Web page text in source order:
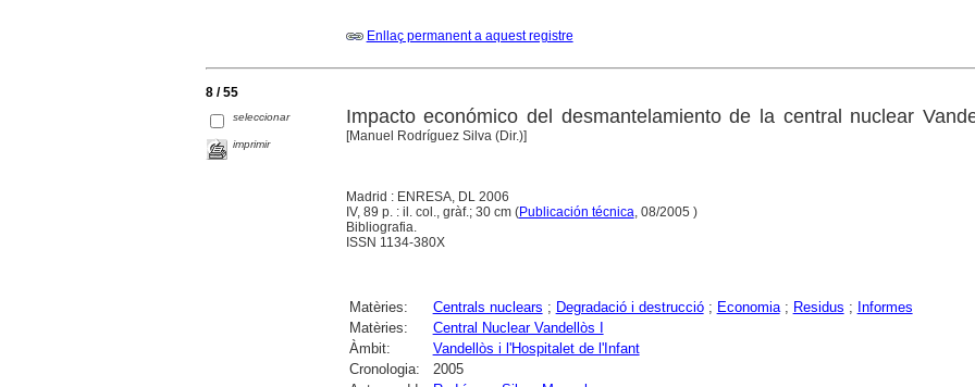
Enllaç permanent a aquest registre
8 / 55
seleccionar
imprimir
Impacto económico del desmantelamiento de la central nuclear
[Manuel Rodríguez Silva (Dir.)]
Madrid : ENRESA, DL 2006
IV, 89 p. : il. col., gràf.; 30 cm (Publicación técnica , 08/2005 )
Bibliografia.
ISSN 1134-380X
Matèries: Centrals nuclears ; Degradació i destrucció; Economia; Residus ; Informes
Matèries:
Central Nuclear Vandellòs I
Àmbit:
Vandellòs i l'Hospitalet de l'Infant
Cronologia:
2005